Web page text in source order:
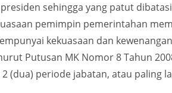
sehingga yang patut
pemimpin pemerintahan
kekuasaan dan
Putusan MK Nomor 8 Tahun
(dua) periode jabatan, atau paling